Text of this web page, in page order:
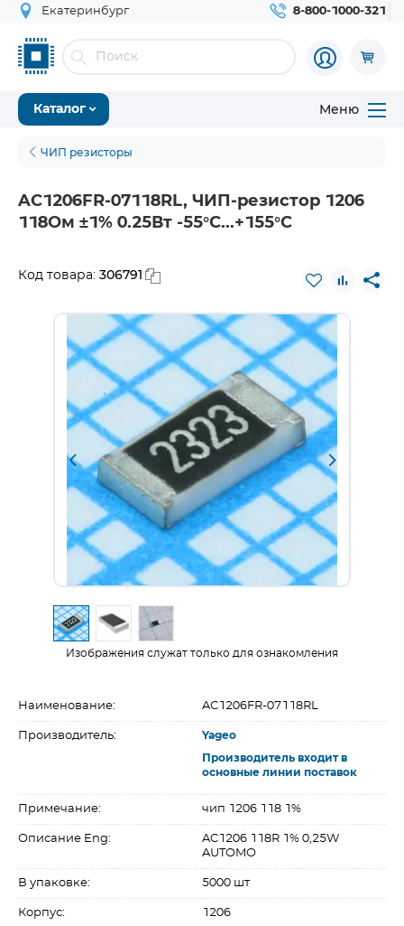
Екатеринбург 8-800-1000-321
Каталог Меню
ЧИП резисторы
AC1206FR-07118RL, ЧИП-резистор 1206
118Ом ±1% 0.25Вт -55°С...+155°С
Код товара: 306791
Изображения служат только для ознакомления
Наименование: AC1206FR-07118RL
Производитель: Yageo
Производитель входит в
основные линии поставок
Примечание: чип 1206 118 1%
Описание Eng:
AC1206 118R 1% 0,25W
AUTOMO
В упаковке: 5000 шт
Корпус: 1206